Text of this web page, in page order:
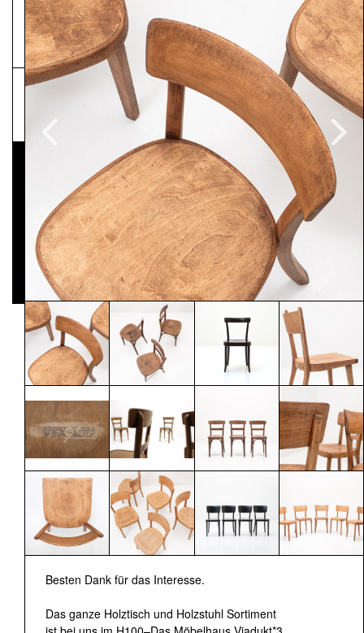
Besten Dank für das Interesse.
Das ganze Holztisch und Holzstuhl Sortiment
NEWSLETTER
Pressematerial